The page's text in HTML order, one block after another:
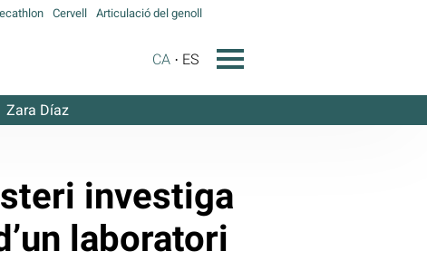
Cervell Articulació del genoll
CA ES
Zara Díaz
investiga
laboratori